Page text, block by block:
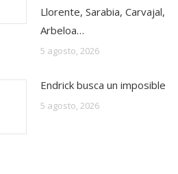
Llorente, Sarabia, Carvajal,
Arbeloa…
5 agosto, 2026
Endrick busca un imposible
5 agosto, 2026